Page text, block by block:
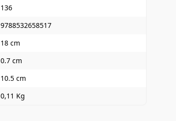
136
9788532658517
18 cm
0.7 cm
10.5 cm
0,11 Kg